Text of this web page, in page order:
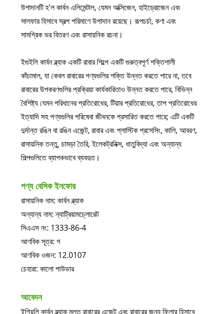
উপাদানটি হ'ল কার্বন এলিমেন্টাল, যেমন অক্সিজেন, হাইড্রোজেন এবং
সালফার হিসাবে স্বল্প পরিমাণে উপাদান রয়েছে। রূপচর্চা, কণা এবং
সামগ্রিক ভর বিতরণ এবং রাসায়নিক রচনা।
ইগুইলি কার্বন ব্ল্যাক একটি রাবার শিল্পে একটি গুরুত্বপূর্ণ শক্তিশালী
কাঁচামাল, যা কেবল রাবারের পণ্যগুলির শক্তি উন্নত করতে পারে না, তবে
রাবারের উপকরণগুলির প্রক্রিয়া কার্যকারিতাও উন্নত করতে পারে, বিভিন্ন
বৈশিষ্ট্য যেমন পরিধানের প্রতিরোধের, টিয়ার প্রতিরোধের, তাপ প্রতিরোধের
ইত্যাদি সহ পণ্যগুলির পরিষেবা জীবনকে প্রসারিত করতে পারে; এটি একটি
দুর্দান্ত রঙিন বা রঙিন এজেন্ট, রাবার এবং প্লাস্টিক প্রসেসিং, কালি, আবরণ,
রাসায়নিক তন্তু, চামড়া তৈরি, ইলেকট্রনিক্স, ধাতুবিদ্যা এবং অন্যান্য
শিল্পগুলিতে ব্যাপকভাবে ব্যবহৃত।
পণ্য বেসিক ইনফোর
রাসায়নিক নাম: কার্বন ব্ল্যাক
অন্যান্য নাম: ন্যাট্রিয়ামচ্লোরেট
সিএএস নং: 1333-86-4
আণবিক সূত্র: গ
আণবিক ওজন: 12.0107
চেহারা: কালো পাউডার
আবেদন
ইগিয়ুলি কার্বন ব্ল্যাক মূলত রাবারের এজেন্ট এবং রাবারের জন্য ফিলার হিসাবে